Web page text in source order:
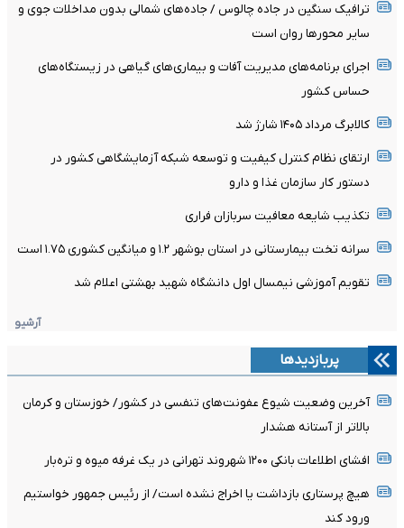
ترافیک سنگین در جاده چالوس / جاده‌های شمالی بدون مداخلات جوی و
سایر محورها روان است
اجرای برنامه‌های مدیریت آفات و بیماری‌های گیاهی در زیستگاه‌های
حساس کشور
کالابرگ مرداد ۱۴۰۵ شارژ شد
ارتقای نظام کنترل کیفیت و توسعه شبکه آزمایشگاهی کشور در
دستور کار سازمان غذا و دارو
تکذیب شایعه معافیت سربازان فراری
سرانه تخت بیمارستانی در استان بوشهر ۱.۲ و میانگین کشوری ۱.۷۵ است
تقویم آموزشی نیمسال اول دانشگاه شهید بهشتی اعلام شد
آرشیو
پربازدیدها
آخرین وضعیت شیوع عفونت‌های تنفسی در کشور/ خوزستان و کرمان
بالاتر از آستانه هشدار
افشای اطلاعات بانکی ۱۲۰۰ شهروند تهرانی در یک غرفه میوه و تره‌بار
هیچ پرستاری بازداشت یا اخراج نشده است/ از رئیس جمهور خواستیم
ورود کند